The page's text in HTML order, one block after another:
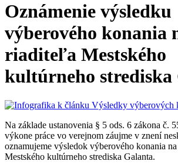
Oznámenie výsledku
výberového konania
riaditeľa Mestského
kultúrneho strediska
Na základe ustanovenia § 5 ods. 6 zákona č.
výkone práce vo verejnom záujme v znení
oznamujeme výsledok výberového konania
Mestského kultúrneho strediska Galanta.